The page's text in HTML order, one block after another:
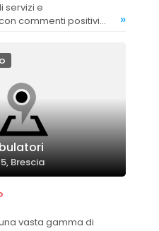
commenti positivi
»
Brescia